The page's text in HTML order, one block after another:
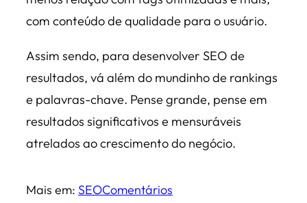
com conteúdo de qualidade para o usuário.
Assim sendo, para desenvolver SEO de
resultados, vá além do mundinho de rankings
e palavras-chave. Pense grande, pense em
resultados significativos e mensuráveis
atrelados ao crescimento do negócio.
Mais em: SEOComentários